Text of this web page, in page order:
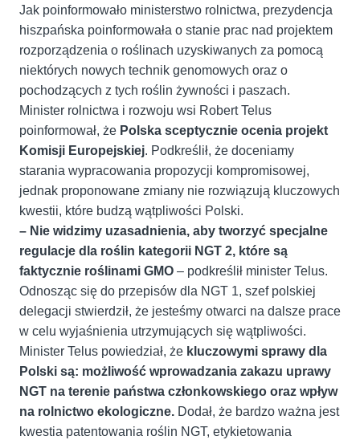
Jak poinformowało ministerstwo rolnictwa, prezydencja
hiszpańska poinformowała o stanie prac nad projektem
rozporządzenia o roślinach uzyskiwanych za pomocą
niektórych nowych technik genomowych oraz o
pochodzących z tych roślin żywności i paszach.
Minister rolnictwa i rozwoju wsi Robert Telus
poinformował, że Polska sceptycznie ocenia projekt
Komisji Europejskiej. Podkreślił, że doceniamy
starania wypracowania propozycji kompromisowej,
jednak proponowane zmiany nie rozwiązują kluczowych
kwestii, które budzą wątpliwości Polski.
– Nie widzimy uzasadnienia, aby tworzyć specjalne
regulacje dla roślin kategorii NGT 2, które są
faktycznie roślinami GMO – podkreślił minister Telus.
Odnosząc się do przepisów dla NGT 1, szef polskiej
delegacji stwierdził, że jesteśmy otwarci na dalsze prace
w celu wyjaśnienia utrzymujących się wątpliwości.
Minister Telus powiedział, że kluczowymi sprawy dla
Polski są: możliwość wprowadzania zakazu uprawy
NGT na terenie państwa członkowskiego oraz wpływ
na rolnictwo ekologiczne. Dodał, że bardzo ważna jest
kwestia patentowania roślin NGT, etykietowania